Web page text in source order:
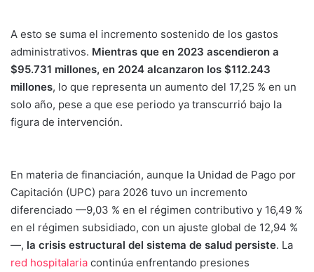
A esto se suma el incremento sostenido de los gastos
administrativos. Mientras que en 2023 ascendieron a
$95.731 millones, en 2024 alcanzaron los $112.243
millones, lo que representa un aumento del 17,25 % en un
solo año, pese a que ese periodo ya transcurrió bajo la
figura de intervención.
En materia de financiación, aunque la Unidad de Pago por
Capitación (UPC) para 2026 tuvo un incremento
diferenciado —9,03 % en el régimen contributivo y 16,49 %
en el régimen subsidiado, con un ajuste global de 12,94 %
—, la crisis estructural del sistema de salud persiste. La
red hospitalaria continúa enfrentando presiones